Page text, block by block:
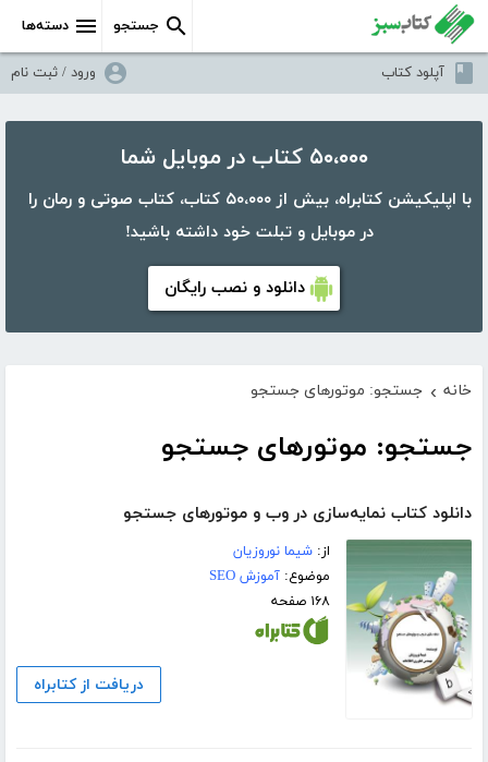
دسته‌ها جستجو
آپلود کتاب ورود / ثبت نام
۵۰،۰۰۰ کتاب در موبایل شما
با اپلیکیشن کتابراه، بیش از ۵۰،۰۰۰ کتاب، کتاب صوتی و رمان را
در موبایل و تبلت خود داشته باشید!
دانلود و نصب رایگان
خانه › جستجو: موتورهای جستجو
جستجو: موتورهای جستجو
دانلود کتاب نمایه‌سازی در وب و موتورهای جستجو
از:شیما نوروزیان
موضوع:آموزش SEO
۱۶۸ صفحه
دریافت از کتابراه